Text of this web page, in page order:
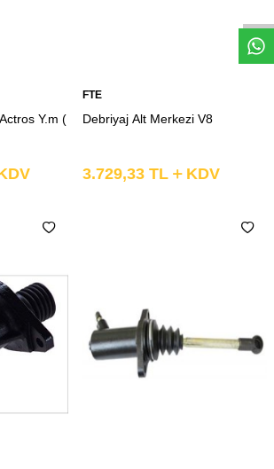
Y.m (
FTE
Debriyaj Alt Merkezi V8
3.729,33 TL KDV